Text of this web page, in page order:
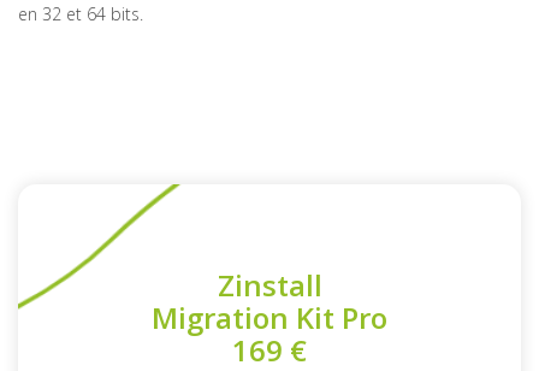
en 32 et 64 bits.
Zinstall
Migration Kit Pro
169 €